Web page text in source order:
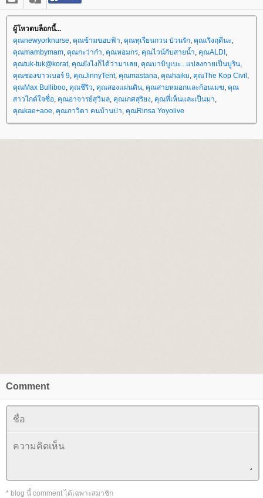
ผู้โหวตบล็อกนี้...
คุณnewyorknurse คุณข้ามขอบฟ้า คุณทุเรียนกวน ป่วนรัก คุณเริงฤดีนะ
คุณmambymam คุณกะว่าก๋า คุณหอมกร คุณไวน์กับสายน้ำ คุณALDI
คุณtuk-tuk@korat, คุณยังไงก็ได้ว่ามาเล คุณบาบิบูเบะ...แปลงกายเป็นบูริน
คุณซองขาวเบอร์ 9 คุณJinnyTent, คุณmastana คุณhaiku คุณThe Kop Civil
คุณMax Bulliboo คุณชีริว คุณสองแผ่นดิน คุณสายหมอกและก้อนเมฆ คุณ
สาวไกด์ใจซื่อ คุณอาจารย์สุวิมล คุณเกศสุริยง คุณที่เห็นและเป็นมา
คุณkae+aoe คุณภาวิดา คนบ้านป่า คุณRinsa Yoyolive
Comment
* blog นี้ comment ได้เฉพาะสมาชิก